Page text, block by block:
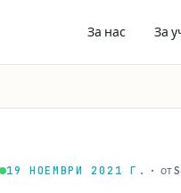
За нас За
19 НОЕМВРИ 2021 Г. · от